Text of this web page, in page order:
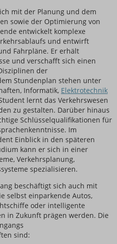
mit der Planung und dem
sowie der Optimierung von
entwickelt komplexe
und entwirft
Fahrpläne. Er erhält
und verschafft sich einen
der
Stundenplan stehen unter
Informatik, Elektrotechnik
lernt das Verkehrswesen
zu gestalten. Darüber hinaus
Schlüsselqualifikationen für
Im
Einblick in den späteren
kann er sich in einer
Verkehrsplanung,
spezialisieren.
beschäftigt sich auch mit
selbst einparkende Autos,
oder intelligente
in Zukunft prägen werden. Die
sind: